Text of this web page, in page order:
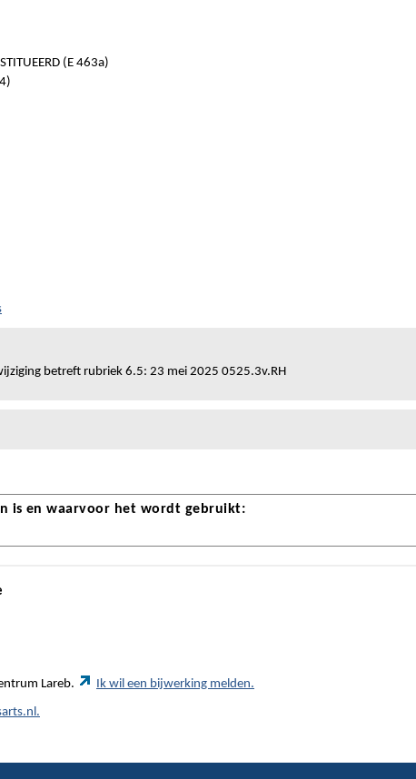
(E 463a)
betreft rubriek 6.5: 23 mei 2025 0525.3v.RH
is en waarvoor het wordt gebruikt:
Lareb. Ik wil een bijwerking melden.